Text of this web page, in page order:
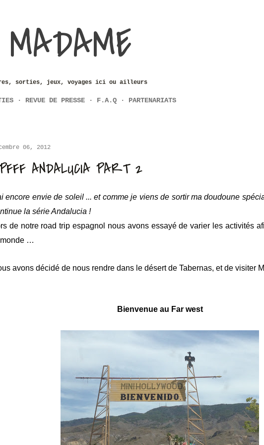
sorties, jeux, voyages ici ou ailleurs
REVUE DE PRESSE F.A.Q PARTENARIATS
06, 2012
ANDALUCIA PART 2
encore envie de soleil ... et comme je viens de sortir ma doudoune
la série Andalucia !
de notre road trip espagnol nous avons essayé de varier les activités
monde …
avons décidé de nous rendre dans le désert de Tabernas, et de visiter
Bienvenueau Far west